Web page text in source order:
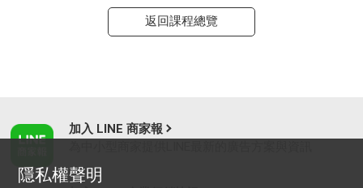
返回課程總覽
加入 LINE 商家報
隱私權聲明